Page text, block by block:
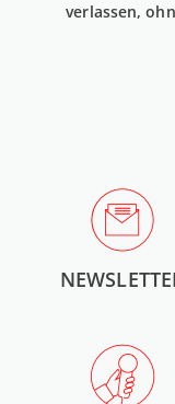
verlassen,